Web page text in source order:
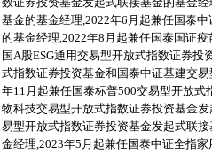
基金的基金经理,2022年6月起兼任国泰
的基金经理,2022年8月起兼任国泰国证
国A股ESG通用交易型开放式指数证券
式指数证券投资基金和国泰中证基建交
年11月起兼任国泰标普500交易型开放
物科技交易型开放式指数证券投资基金
易型开放式指数证券投资基金发起式联
金经理,2023年5月起兼任国泰中证全指